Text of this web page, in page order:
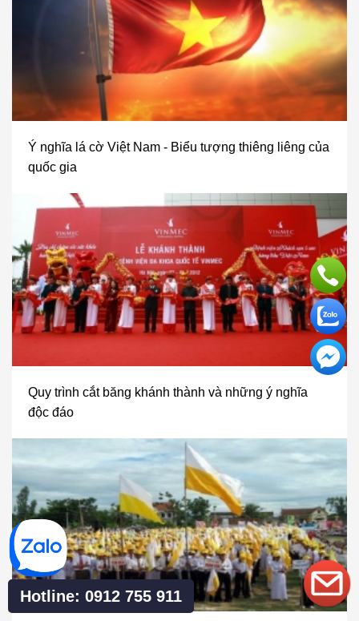
Ý nghĩa lá cờ Việt Nam - Biểu tượng thiêng liêng của
quốc gia
Quy trình cắt băng khánh thành và những ý nghĩa
độc đáo
Hotline: 0912 755 911